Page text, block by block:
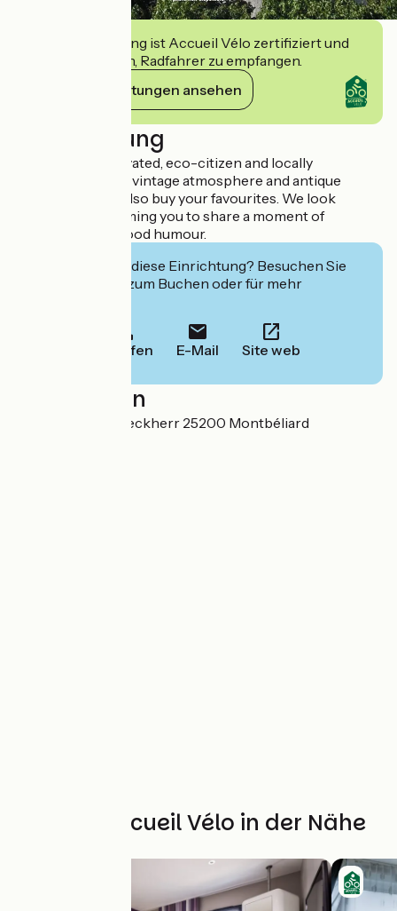
Diese Einrichtung ist Accueil Vélo zertifiziert und
verpflichtet sich, Radfahrer zu empfangen.
Ihre Verpflichtungen ansehen
Beschreibung
Completely renovated, eco-citizen and locally
committed, with a vintage atmosphere and antique
objects, you can also buy your favourites. We look
forward to welcoming you to share a moment of
conviviality and good humour.
Interessiert Sie diese Einrichtung? Besuchen Sie
deren Website zum Buchen oder für mehr
Anrufen E-Mail Site web
Localisation
Rue des Frères Deckherr 25200 Montbéliard
Weitere Accueil Vélo in der Nähe